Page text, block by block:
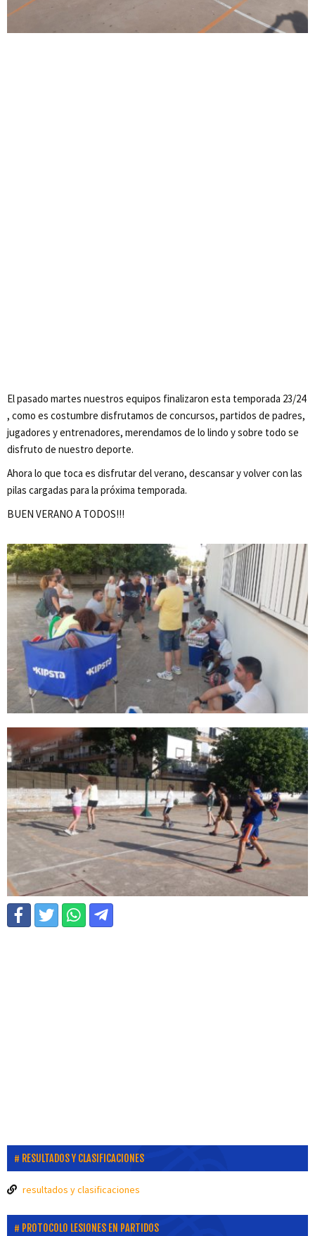
El pasado martes nuestros equipos finalizaron esta temporada 23/24
, como es costumbre disfrutamos de concursos, partidos de padres,
jugadores y entrenadores, merendamos de lo lindo y sobre todo se
disfruto de nuestro deporte.
Ahora lo que toca es disfrutar del verano, descansar y volver con las
pilas cargadas para la próxima temporada.
BUEN VERANO A TODOS!!!
RESULTADOS Y CLASIFICACIONES
resultados y clasificaciones
PROTOCOLO LESIONES EN PARTIDOS